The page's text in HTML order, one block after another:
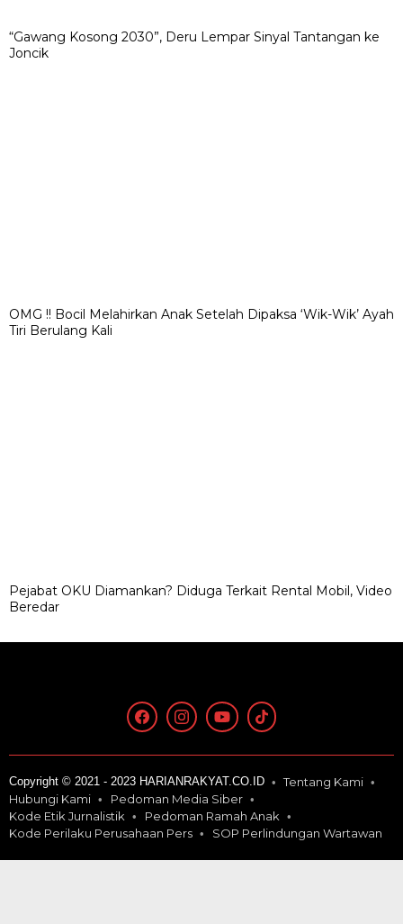
“Gawang Kosong 2030”, Deru Lempar Sinyal Tantangan ke
Joncik
OMG !! Bocil Melahirkan Anak Setelah Dipaksa ‘Wik-Wik’ Ayah
Tiri Berulang Kali
Pejabat OKU Diamankan? Diduga Terkait Rental Mobil, Video
Beredar
Copyright © 2021 - 2023 HARIANRAKYAT.CO.ID
Tentang Kami
Hubungi Kami
Pedoman Media Siber
Kode Etik Jurnalistik
Pedoman Ramah Anak
Kode Perilaku Perusahaan Pers
SOP Perlindungan Wartawan